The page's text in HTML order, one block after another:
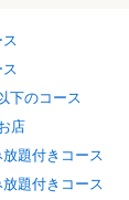
下のコース
店
題付きコース
題付きコース